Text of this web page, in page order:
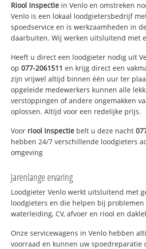
Riool inspectie in Venlo en omstreken
Venlo is een lokaal loodgietersbedrijf
spoedservice en is werkzaamheden in
daarbuiten. Wij werken uitsluitend met
Heeft u direct een loodgieter nodig uit
op077-2061511 en krijg direct een
zijn vrijwel altijd binnen één uur ter
opgeleide medewerkers kunnen alle
verstoppingen of andere ongemakken
oplossen. Altijd voor een redelijke prijs.
Voor riool inspectie belt u deze nacht
hebben 24/7 verschillende loodgieters
omgeving
Jarenlange ervaring
Loodgieter Venlo werkt uitsluitend met
loodgieters en die helpen bij
waterleiding, CV, afvoer en riool en
Onze servicewagens in Venlo hebben
voorraad en kunnen uw spoedreparatie